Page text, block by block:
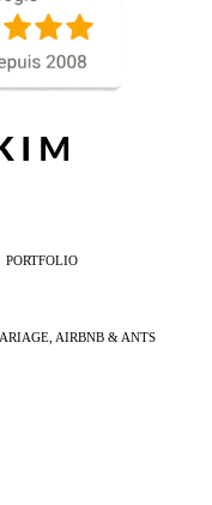
PORTFOLIO
AIRBNB & ANTS